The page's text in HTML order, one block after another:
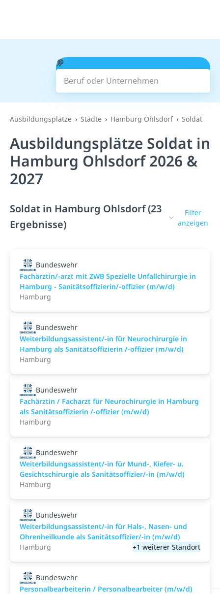
Beruf oder Unternehmen
Suchen
Ausbildungsplätze Städte Hamburg Ohlsdorf Soldat
Ausbildungsplätze Soldat in
Hamburg Ohlsdorf 2026 &
2027
Soldat in Hamburg Ohlsdorf (23
Ergebnisse)
Filter
anzeigen
Bundeswehr
Fachärztin/-arzt mit ZWB Spezielle Unfallchirurgie in
Hamburg - Sanitätsoffizierin/-offizier (m/w/d)
Hamburg
Bundeswehr
Weiterbildungsassistent/-in für Neurochirurgie in
Hamburg als Sanitätsoffizierin /-offizier (m/w/d)
Hamburg
Bundeswehr
Fachärztin / Facharzt für Neurochirurgie in Hamburg
als Sanitätsoffizierin /-offizier (m/w/d)
Hamburg
Bundeswehr
Weiterbildungsassistent/-in für Mund-, Kiefer- u.
Gesichtschirurgie als Sanitätsoffizier/-in (m/w/d)
Hamburg
Bundeswehr
Weiterbildungsassistent/-in für Hals-, Nasen- und
Ohrenheilkunde als Sanitätsoffizier/-in (m/w/d)
Hamburg
+1 weiterer Standort
Bundeswehr
Personalbearbeiterin / Personalbearbeiter (m/w/d)